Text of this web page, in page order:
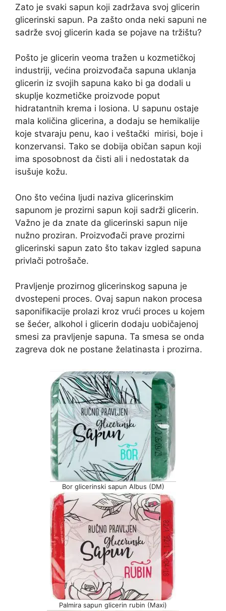
Zato je svaki sapun koji zadržava svoj glicerin
glicerinski sapun. Pa zašto onda neki sapuni ne
sadrže svoj glicerin kada se pojave na tržištu?
Pošto je glicerin veoma tražen u kozmetičkoj
industriji, većina proizvođača sapuna uklanja
glicerin iz svojih sapuna kako bi ga dodali u
skuplje kozmetičke proizvode poput
hidratantnih krema i losiona. U sapunu ostaje
mala količina glicerina, a dodaju se hemikalije
koje stvaraju penu, kao i veštački mirisi, boje i
konzervansi. Tako se dobija običan sapun koji
ima sposobnost da čisti ali i nedostatak da
isušuje kožu.
Ono što većina ljudi naziva glicerinskim
sapunom je prozirni sapun koji sadrži glicerin.
Važno je da znate da glicerinski sapun nije
nužno proziran. Proizvođači prave prozirni
glicerinski sapun zato što takav izgled sapuna
privlači potrošače.
Pravljenje prozirnog glicerinskog sapuna je
dvostepeni proces. Ovaj sapun nakon procesa
saponifikacije prolazi kroz vrući proces u kojem
se šećer, alkohol i glicerin dodaju uobičajenoj
smesi za pravljenje sapuna. Ta smesa se onda
zagreva dok ne postane želatinasta i prozirna.
Bor glicerinski sapun Albus (DM)
Palmira sapun glicerin rubin (Maxi)